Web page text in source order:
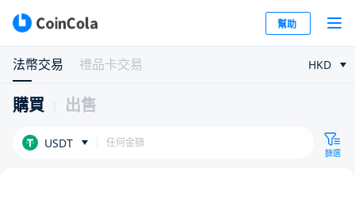
幫助
法幣交易 禮品卡交易 HKD
購買 出售
USDT
篩選